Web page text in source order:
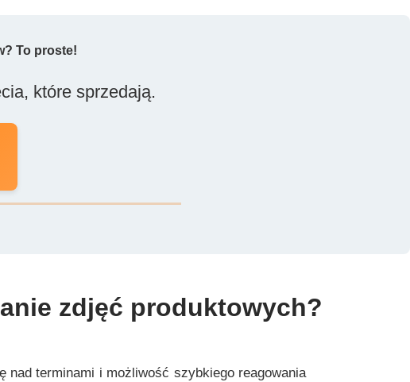
To proste!
które sprzedają.
zdjęć produktowych?
nad terminami i możliwość szybkiego reagowania